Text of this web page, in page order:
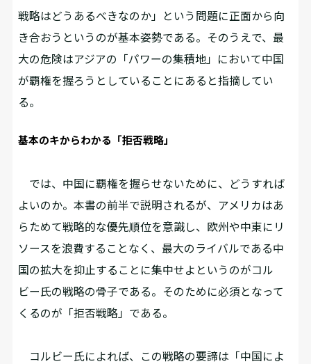
戦略はどうあるべきなのか」という問題に正面から向
き合おうというのが基本姿勢である。そのうえで、最
大の危険はアジアの「パワーの集積地」において中国
が覇権を握ろうとしていることにあると指摘してい
る。
基本のキからわかる「拒否戦略」
では、中国に覇権を握らせないために、どうすれば
よいのか。本書の前半で説明されるが、アメリカはあ
らためて戦略的な優先順位を意識し、欧州や中東にリ
ソースを浪費することなく、最大のライバルである中
国の拡大を抑止することに集中せよというのがコル
ビー氏の戦略の骨子である。そのために必須となって
くるのが「拒否戦略」である。
コルビー氏によれば、この戦略の要諦は「中国によ